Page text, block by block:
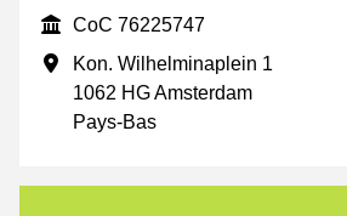
CoC
CoC 76225747
Adresse professionnelle
Kon. Wilhelminaplein 1
1062 HG Amsterdam
Pays-Bas